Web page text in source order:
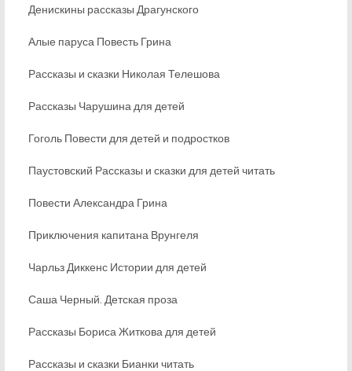
Денискины рассказы Драгунского
Алые паруса Повесть Грина
Рассказы и сказки Николая Телешова
Рассказы Чарушина для детей
Гоголь Повести для детей и подростков
Паустовский Рассказы и сказки для детей читать
Повести Александра Грина
Приключения капитана Врунгеля
Чарльз Диккенс Истории для детей
Саша Черный. Детская проза
Рассказы Бориса Житкова для детей
Рассказы и сказки Бианки читать